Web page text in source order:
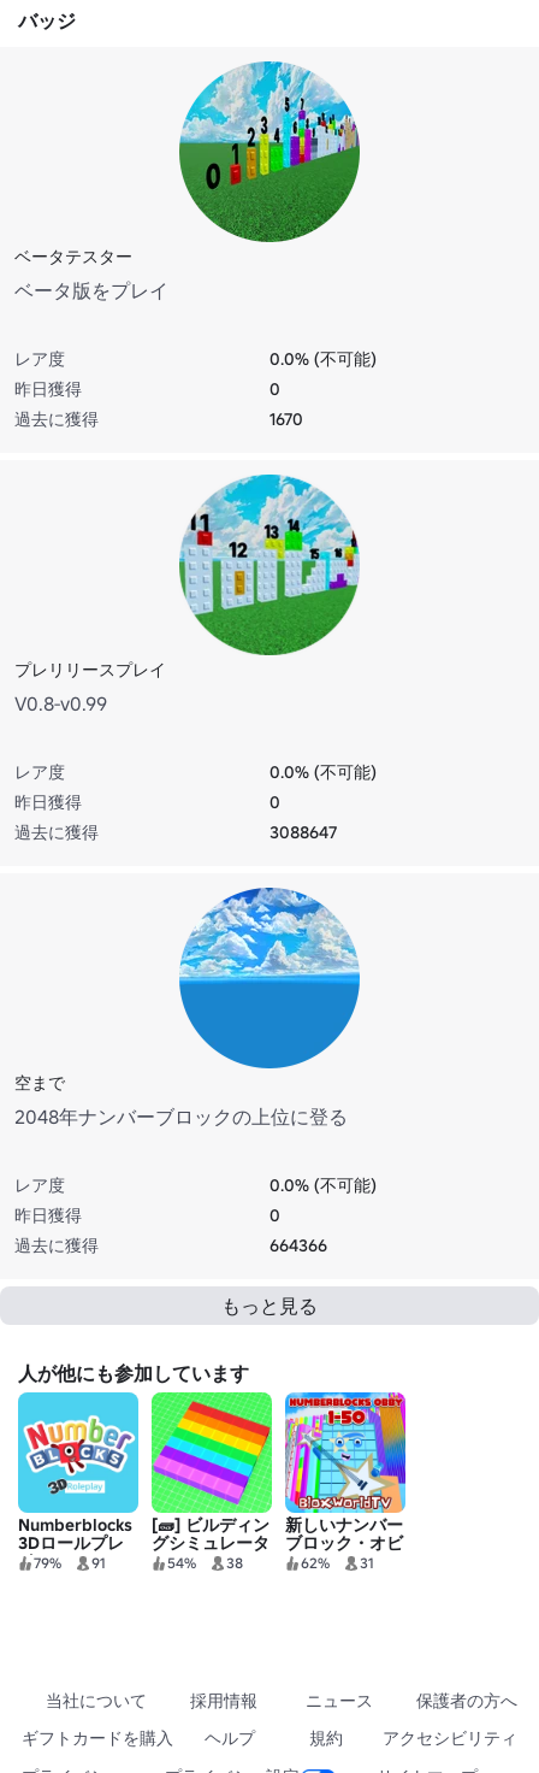
バッジ
ベータテスター
ベータ版をプレイ
レア度
0.0% (不可能)
昨日獲得
0
過去に獲得
1670
プレリリースプレイ
V0.8-v0.99
レア度
0.0% (不可能)
昨日獲得
0
過去に獲得
3088647
空まで
2048年ナンバーブロックの上位に登る
レア度
0.0% (不可能)
昨日獲得
0
過去に獲得
664366
もっと見る
人が他にも参加しています
Numberblocks
3Dロールプレ
イ79% 91
[🧱] ビルディン
グシミュレータ
X 54% 38
新しいナンバー
ブロック・オビ
ー62% 31
当社について 採用情報 ニュース
保護者の方へ
ギフトカードを購入
ヘルプ 規約
アクセシビリティ